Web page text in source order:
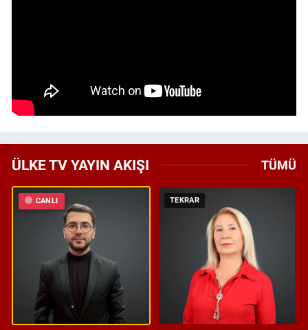
ÜLKE TV YAYIN AKIŞI TÜMÜ
CANLI TEKRAR